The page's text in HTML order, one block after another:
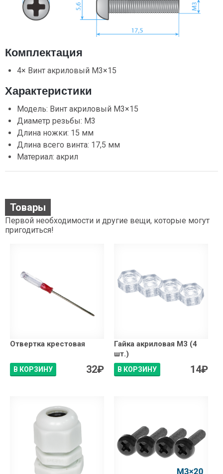
Комплектация
4× Винт акриловый М3×15
Характеристики
Модель: Винт акриловый М3×15
Диаметр резьбы: М3
Длина ножки: 15 мм
Длина всего винта: 17,5 мм
Материал: акрил
Товары
Первой необходимости и другие вещи, которые могут
пригодиться!
Отвертка крестовая
В КОРЗИНУ 32₽
Гайка акриловая М3 (4
шт.)
В КОРЗИНУ 14₽